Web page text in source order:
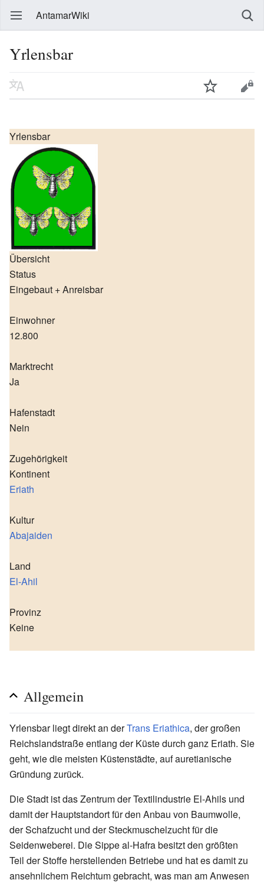
AntamarWiki
Yrlensbar
Yrlensbar
Übersicht
Status
Eingebaut + Anreisbar
Einwohner
12.800
Marktrecht
Ja
Hafenstadt
Nein
Zugehörigkeit
Kontinent
Eriath
Kultur
Abajaiden
Land
El-Ahil
Provinz
Keine
Allgemein
Yrlensbar liegt direkt an derTrans Eriathica, der großen
Reichslandstraße entlang der Küste durch ganz Eriath. Sie
geht, wie die meisten Küstenstädte, auf auretianische
Gründung zurück.
Die Stadt ist das Zentrum der Textilindustrie El-Ahils und
damit der Hauptstandort für den Anbau von Baumwolle,
der Schafzucht und der Steckmuschelzucht für die
Seidenweberei. Die Sippe al-Hafra besitzt den größten
Teil der Stoffe herstellenden Betriebe und hat es damit zu
ansehnlichem Reichtum gebracht, was man am Anwesen